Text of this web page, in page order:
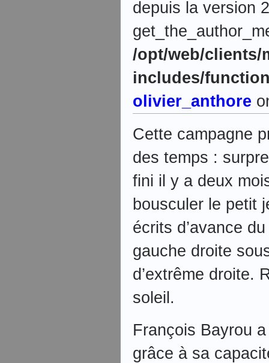
depuis la version
/opt/web/clients/
includes/
olivier_anthore
Cette campagne
des temps :
fini il y a deux
bousculer le petit
écrits d’avance
gauche droite
d’extrême droite.
soleil.
François Bayrou
grâce à sa